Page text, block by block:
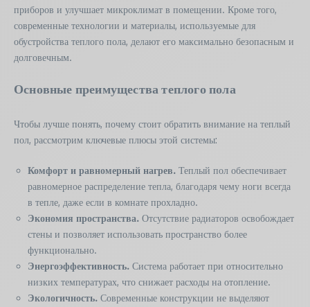
приборов и улучшает микроклимат в помещении. Кроме того,
современные технологии и материалы, используемые для
обустройства теплого пола, делают его максимально безопасным и
долговечным.
Основные преимущества теплого пола
Чтобы лучше понять, почему стоит обратить внимание на теплый
пол, рассмотрим ключевые плюсы этой системы:
Комфорт и равномерный нагрев. Теплый пол обеспечивает
равномерное распределение тепла, благодаря чему ноги всегда
в тепле, даже если в комнате прохладно.
Экономия пространства. Отсутствие радиаторов освобождает
стены и позволяет использовать пространство более
функционально.
Энергоэффективность. Система работает при относительно
низких температурах, что снижает расходы на отопление.
Экологичность. Современные конструкции не выделяют